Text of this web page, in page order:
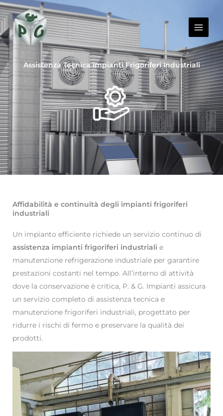
Vai
al
contenuto
Assistenza Tecnica Impianti Frigoriferi Industriali
Affidabilità e continuità degli impianti frigoriferi
industriali
Un impianto efficiente richiede un servizio continuo di
assistenza impianti frigoriferi industriali e
manutenzione refrigerazione industriale per garantire
prestazioni costanti nel tempo. All’interno di attività
dove la conservazione è critica, P. & G. Impianti assicura
un servizio completo di assistenza tecnica e
manutenzione frigoriferi industriali, progettato per
ridurre i rischi di fermo e preservare la qualità dei
prodotti.
LinkedIn